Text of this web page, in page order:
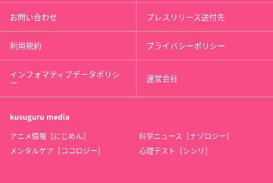
お問い合わせ プレスリリース送付先
利用規約 プライバシーポリシー
インフォマティブデータポリシ
ー 運営会社
kusuguru media
アニメ情報［にじめん］
科学ニュース［ナゾロジー］
メンタルケア［ココロジー］
心理テスト［シンリ］